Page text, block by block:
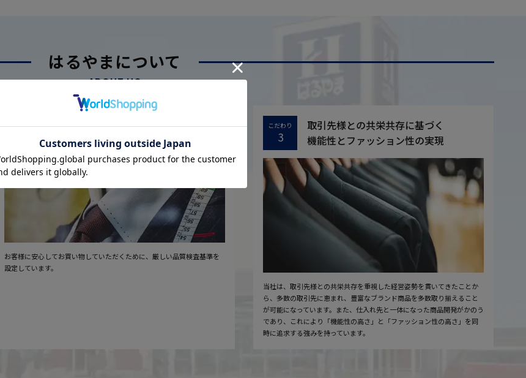
はるやまについて
ABOUT US
こだわり
厳しい品質管理体制に基づく
安心の実現
お客様に安心してお買い物していただくために、厳しい品質検査基準を
設定しています。
こだわり
3
取引先様との共栄共存に基づく
機能性とファッション性の実現
当社は、取引先様との共栄共存を重視した経営姿勢を貫いてきたことか
ら、多数の取引先に恵まれ、豊富なブランド商品を多数取り揃えること
が可能になっています。また、仕入れ先と一体になった商品開発がかのう
であり、これにより「機能性の高さ」と「ファッション性の高さ」を同
時に追求する強みを持っています。